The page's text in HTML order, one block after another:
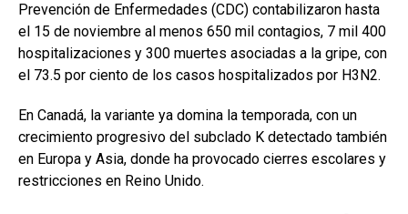
Prevención de Enfermedades (CDC) contabilizaron hasta
el 15 de noviembre al menos 650 mil contagios, 7 mil 400
hospitalizaciones y 300 muertes asociadas a la gripe, con
el 73.5 por ciento de los casos hospitalizados por H3N2.
En Canadá, la variante ya domina la temporada, con un
crecimiento progresivo del subclado K detectado también
en Europa y Asia, donde ha provocado cierres escolares y
restricciones en Reino Unido.